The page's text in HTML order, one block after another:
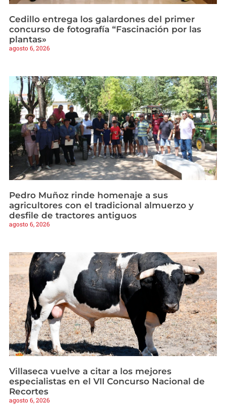
Cedillo entrega los galardones del primer
concurso de fotografía “Fascinación por las
plantas»
agosto 6, 2026
Pedro Muñoz rinde homenaje a sus
agricultores con el tradicional almuerzo y
desfile de tractores antiguos
agosto 6, 2026
Villaseca vuelve a citar a los mejores
especialistas en el VII Concurso Nacional de
Recortes
agosto 6, 2026